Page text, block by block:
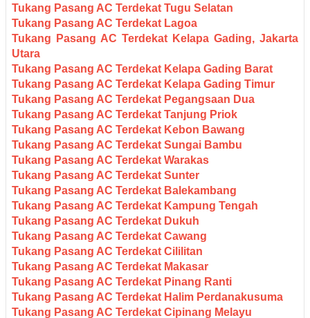
Tukang Pasang AC Terdekat Tugu Selatan
Tukang Pasang AC Terdekat Lagoa
Tukang Pasang AC Terdekat Kelapa Gading, Jakarta
Utara
Tukang Pasang AC Terdekat Kelapa Gading Barat
Tukang Pasang AC Terdekat Kelapa Gading Timur
Tukang Pasang AC Terdekat Pegangsaan Dua
Tukang Pasang AC Terdekat Tanjung Priok
Tukang Pasang AC Terdekat Kebon Bawang
Tukang Pasang AC Terdekat Sungai Bambu
Tukang Pasang AC Terdekat Warakas
Tukang Pasang AC Terdekat Sunter
Tukang Pasang AC Terdekat Balekambang
Tukang Pasang AC Terdekat Kampung Tengah
Tukang Pasang AC Terdekat Dukuh
Tukang Pasang AC Terdekat Cawang
Tukang Pasang AC Terdekat Cililitan
Tukang Pasang AC Terdekat Makasar
Tukang Pasang AC Terdekat Pinang Ranti
Tukang Pasang AC Terdekat Halim Perdanakusuma
Tukang Pasang AC Terdekat Cipinang Melayu